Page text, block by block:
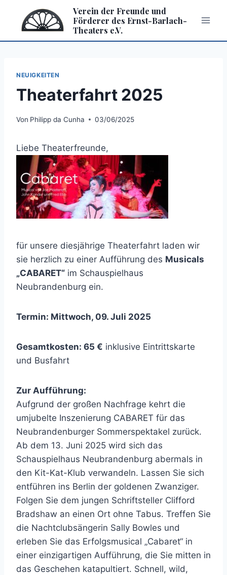
springen
Verein der Freunde und
Förderer des Ernst-Barlach-
Theaters e.V.
NEUIGKEITEN
Theaterfahrt 2025
Von Philipp da Cunha 03/06/2025
Liebe Theaterfreunde,
für unsere diesjährige Theaterfahrt laden wir
sie herzlich zu einer Aufführung des Musicals
„CABARET“ im Schauspielhaus
Neubrandenburg ein.
Termin: Mittwoch, 09. Juli 2025
Gesamtkosten: 65 € inklusive Eintrittskarte
und Busfahrt
Zur Aufführung:
Aufgrund der großen Nachfrage kehrt die
umjubelte Inszenierung CABARET für das
Neubrandenburger Sommerspektakel zurück.
Ab dem 13. Juni 2025 wird sich das
Schauspielhaus Neubrandenburg abermals in
den Kit-Kat-Klub verwandeln. Lassen Sie sich
entführen ins Berlin der goldenen Zwanziger.
Folgen Sie dem jungen Schriftsteller Clifford
Bradshaw an einen Ort ohne Tabus. Treffen Sie
die Nachtclubsängerin Sally Bowles und
erleben Sie das Erfolgsmusical „Cabaret“ in
einer einzigartigen Aufführung, die Sie mitten in
das Geschehen katapultiert. Schnell, wild,